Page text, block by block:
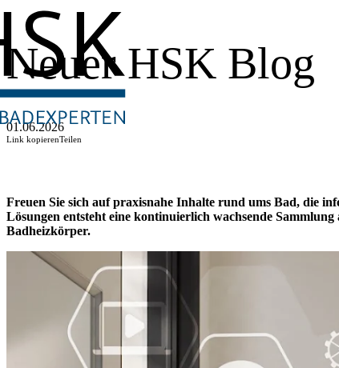
Neuer HSK Blog
01.06.2026
Link kopierenTeilen
Freuen Sie sich auf praxisnahe Inhalte rund ums Bad, die
Lösungen entsteht eine kontinuierlich wachsende
Badheizkörper.